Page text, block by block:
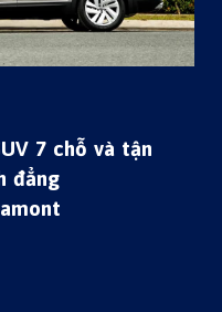
7 chỗ và tận
đẳng